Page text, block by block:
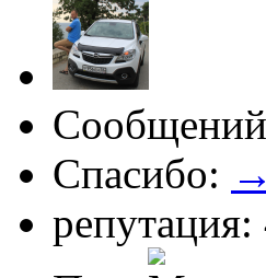
Спасибо:
репутация: